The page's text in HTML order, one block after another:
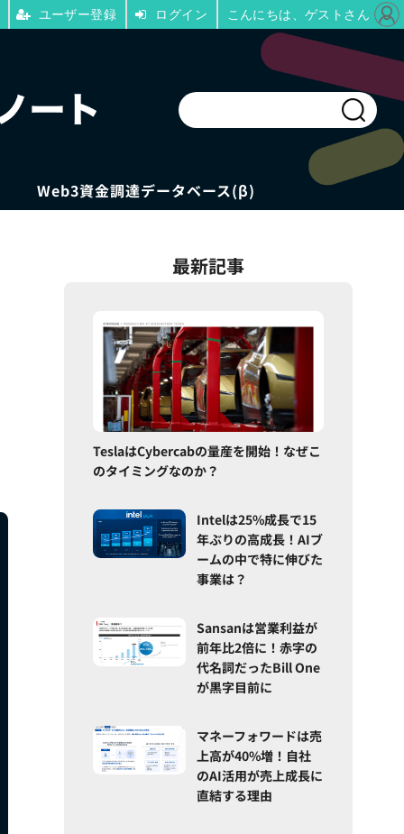
Web3資金調達データベース(β)
最新記事
TeslaはCybercabの量産を開始！なぜこ
のタイミングなのか？
Intelは25%成長で15
年ぶりの高成長！AIブ
ームの中で特に伸びた
事業は？
Sansanは営業利益が
前年比2倍に！赤字の
代名詞だったBill One
が黒字目前に
マネーフォワードは売
上高が40%増！自社
のAI活用が売上成長に
直結する理由
ユーザー登録 ログイン こんにちは、ゲストさん